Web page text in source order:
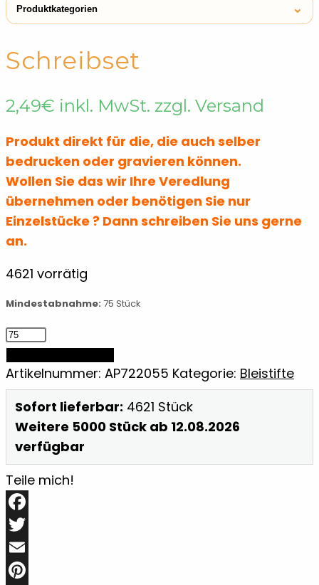
Produktkategorien ⌄
BleistifteStifte & Bleistifte für Kinder
Schreibset
2,49€ inkl. MwSt. zzgl. Versand
Produkt direkt für die, die auch selber
bedrucken oder gravieren können.
Wollen Sie das wir Ihre Veredlung
übernehmen oder benötigen Sie nur
Einzelstücke ? Dann schreiben Sie uns gerne
an.
4621 vorrätig
Mindestabnahme: 75 Stück
Schreibset
Menge
Artikelnummer: AP722055 Kategorie: Bleistifte
Sofort lieferbar: 4621 Stück
Weitere 5000 Stück ab 12.08.2026
verfügbar
Teile mich!
Facebook
Twitter
Email